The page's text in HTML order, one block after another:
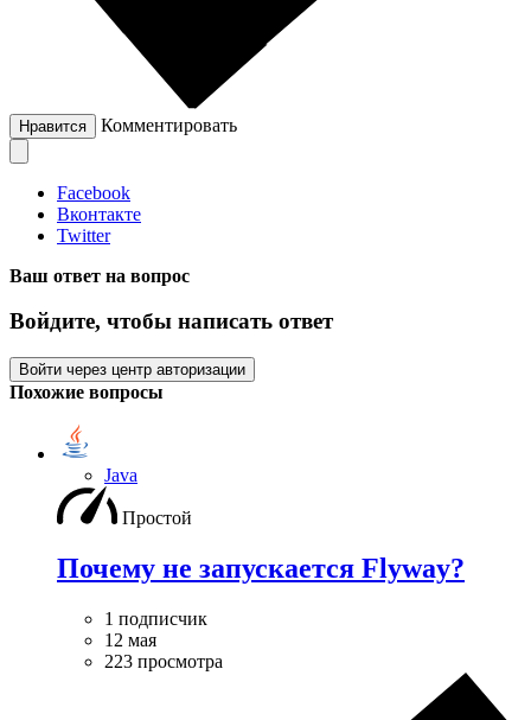
Нравится Комментировать
Facebook
Вконтакте
Twitter
Ваш ответ на вопрос
Войдите, чтобы написать ответ
Войти через центр авторизации
Похожие вопросы
Java
Простой
Почему не запускается Flyway?
1 подписчик
12 мая
223 просмотра